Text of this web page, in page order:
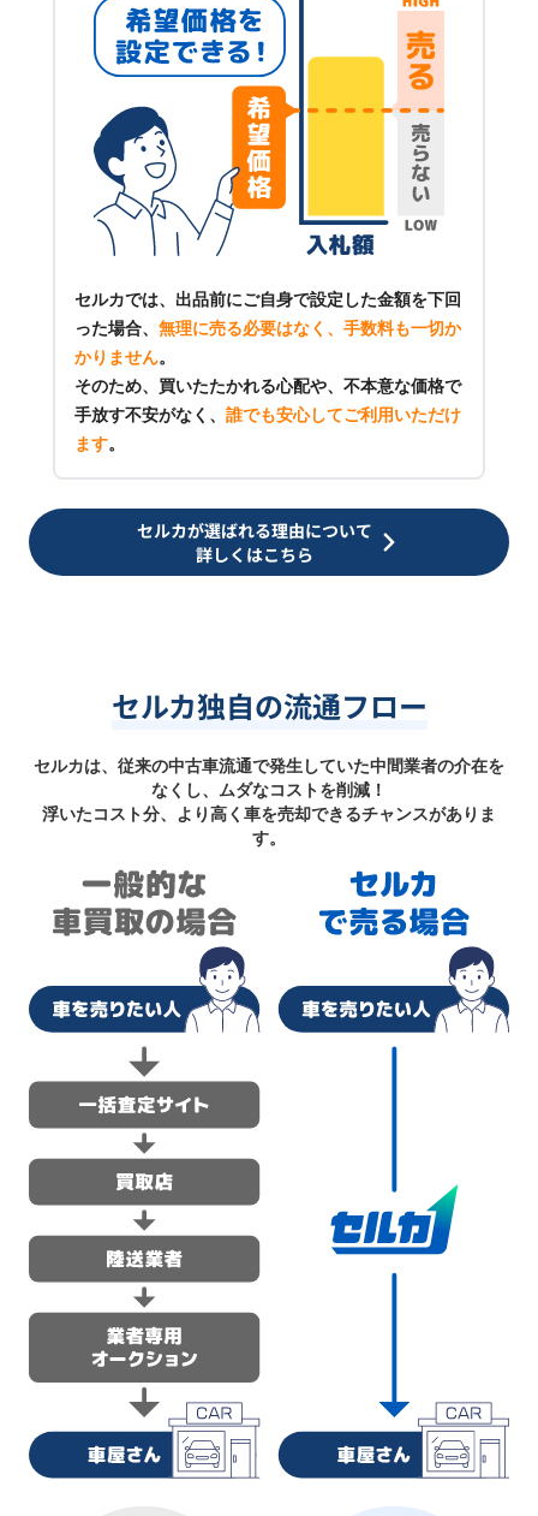
セルカでは、出品前にご自身で設定した金額を下回
った場合、 無理に売る必要はなく、手数料も一切か
かりません。
そのため、買いたたかれる心配や、不本意な価格で
手放す不安がなく、 誰でも安心してご利用いただけ
ます。
セルカが選ばれる理由について
詳しくはこちら
セルカ独自の流通フロー
セルカは、従来の中古車流通で発生していた中間業者の介在を
なくし、ムダなコストを削減！
浮いたコスト分、より高く車を売却できるチャンスがありま
す。